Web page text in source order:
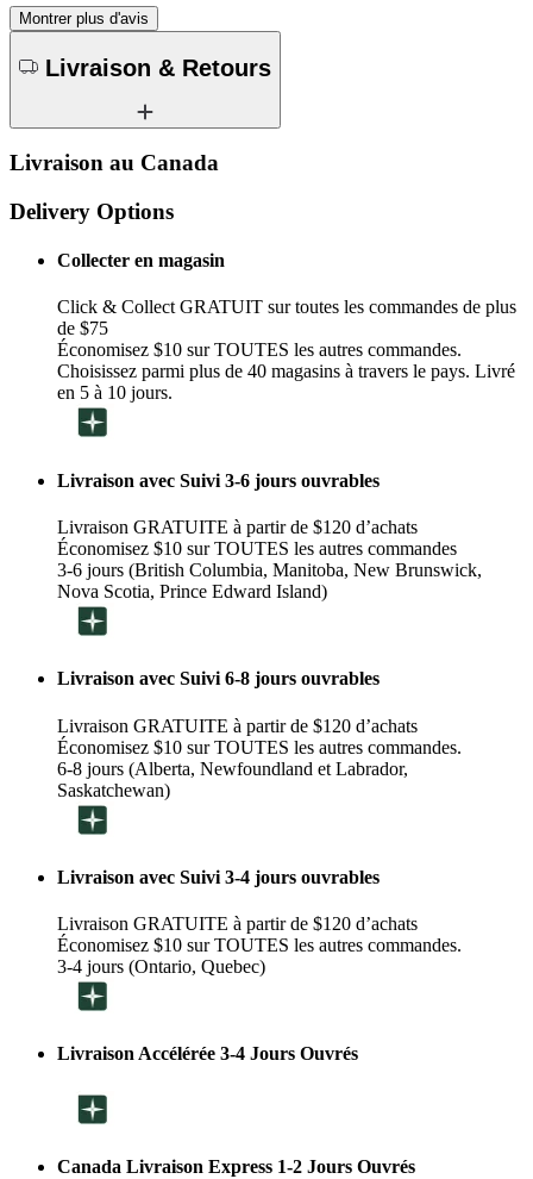
Montrer plus d'avis
Livraison & Retours
Livraison au Canada
Delivery Options
Collecter en magasin
Click & Collect GRATUIT sur toutes les commandes de plus
de $75
Économisez $10 sur TOUTES les autres commandes.
Choisissez parmi plus de 40 magasins à travers le pays. Livré
en 5 à 10 jours.
Livraison avec Suivi 3-6 jours ouvrables
Livraison GRATUITE à partir de $120 d’achats
Économisez $10 sur TOUTES les autres commandes
3-6 jours (British Columbia, Manitoba, New Brunswick,
Nova Scotia, Prince Edward Island)
Livraison avec Suivi 6-8 jours ouvrables
Livraison GRATUITE à partir de $120 d’achats
Économisez $10 sur TOUTES les autres commandes.
6-8 jours (Alberta, Newfoundland et Labrador,
Saskatchewan)
Livraison avec Suivi 3-4 jours ouvrables
Livraison GRATUITE à partir de $120 d’achats
Économisez $10 sur TOUTES les autres commandes.
3-4 jours (Ontario, Quebec)
Livraison Accélérée 3-4 Jours Ouvrés
Canada Livraison Express 1-2 Jours Ouvrés